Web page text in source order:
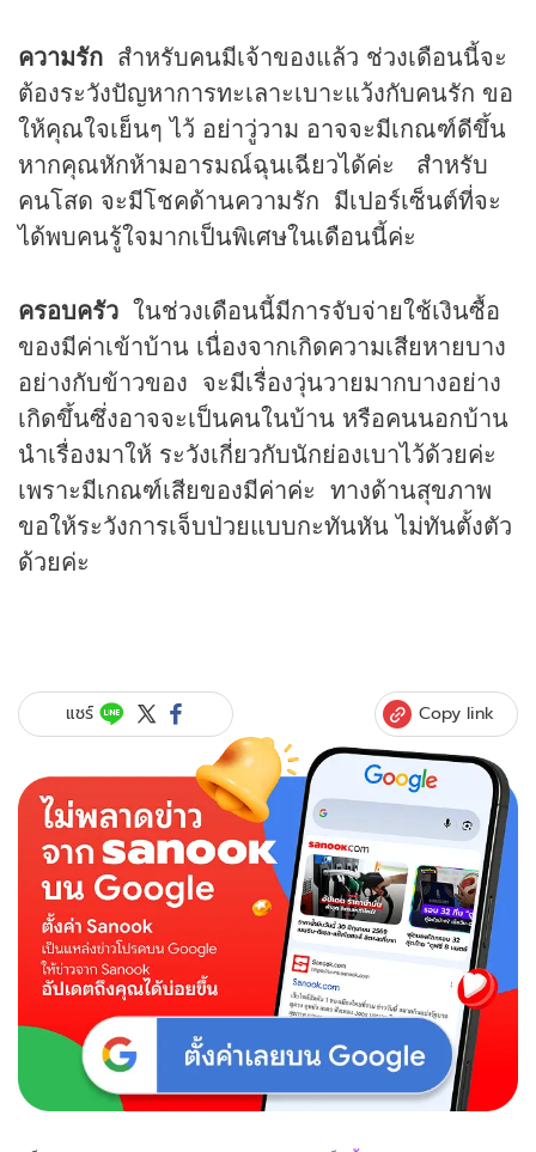
ความรัก สำหรับคนมีเจ้าของแล้ว ช่วงเดือนนี้จะ
ต้องระวังปัญหาการทะเลาะเบาะแว้งกับคนรัก ขอ
ให้คุณใจเย็นๆ ไว้ อย่าวู่วาม อาจจะมีเกณฑ์ดีขึ้น
หากคุณหักห้ามอารมณ์ฉุนเฉียวได้ค่ะ สำหรับ
คนโสด จะมีโชคด้านความรัก มีเปอร์เซ็นต์ที่จะ
ได้พบคนรู้ใจมากเป็นพิเศษในเดือนนี้ค่ะ
ครอบครัว ในช่วงเดือนนี้มีการจับจ่ายใช้เงินซื้อ
ของมีค่าเข้าบ้าน เนื่องจากเกิดความเสียหายบาง
อย่างกับข้าวของ จะมีเรื่องวุ่นวายมากบางอย่าง
เกิดขึ้นซึ่งอาจจะเป็นคนในบ้าน หรือคนนอกบ้าน
นำเรื่องมาให้ ระวังเกี่ยวกับนักย่องเบาไว้ด้วยค่ะ
เพราะมีเกณฑ์เสียของมีค่าค่ะ ทางด้านสุขภาพ
ขอให้ระวังการเจ็บป่วยแบบกะทันหัน ไม่ทันตั้งตัว
ด้วยค่ะ
แชร์ Copy link